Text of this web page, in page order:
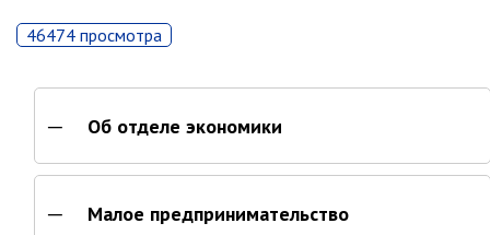
Партизанск
Партизанского городского
округа»
Почётные жители
46474 просмотра
Об отделе экономики
Малое предпринимательство